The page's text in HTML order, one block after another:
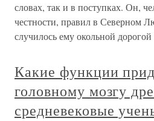
словах, так и в поступках. Он,
честности, правил в Северном
случилось ему окольной дорогой
Какие функции
головному мозгу
средневековые